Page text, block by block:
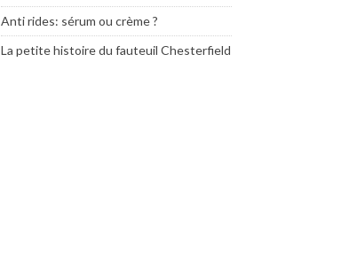
Anti rides: sérum ou crème ?
La petite histoire du fauteuil Chesterfield